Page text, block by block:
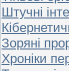
Штучні
Зоряні
Хроніки